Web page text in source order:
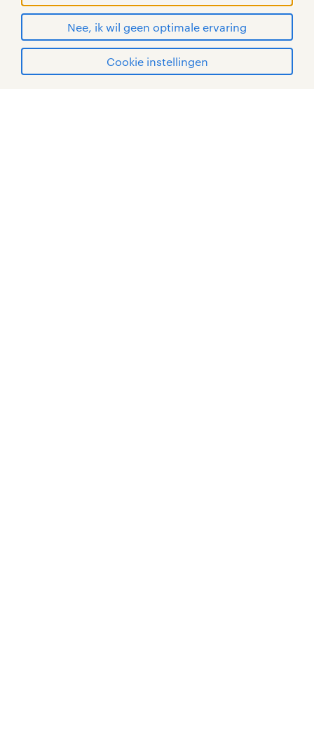
Nee, ik wil geen optimale ervaring
Cookie instellingen
© Randstad 2026